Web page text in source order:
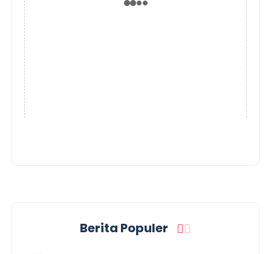
Berita Populer